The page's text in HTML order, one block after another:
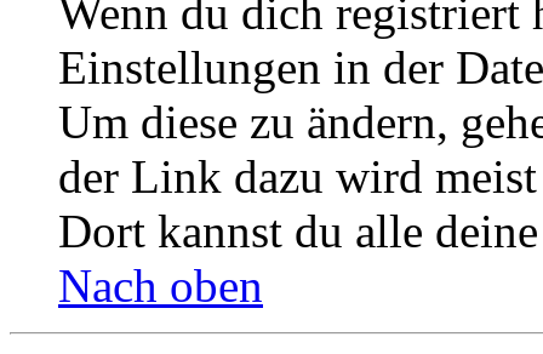
Wenn du dich registriert
Einstellungen in der
Um diese zu ändern,
der Link dazu wird
Dort kannst du alle
Nach oben